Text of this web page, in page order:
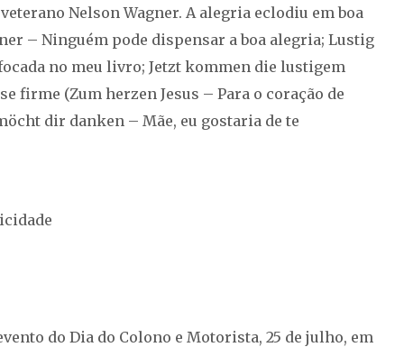
Nelson Wagner. A alegria eclodiu em boa
– Ninguém pode dispensar a boa alegria; Lustig
no meu livro; Jetzt kommen die lustigem
firme (Zum herzen Jesus – Para o coração de
dir danken – Mãe, eu gostaria de te
do Dia do Colono e Motorista, 25 de julho, em